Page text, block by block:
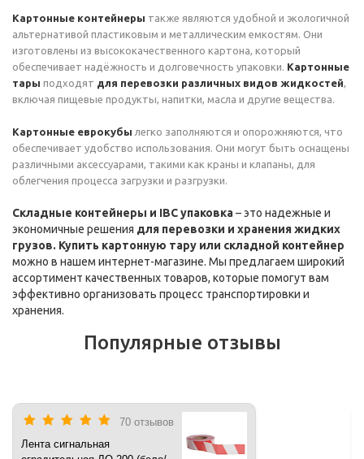
Картонные контейнеры также являются удобной и экологичной
альтернативой пластиковым и металлическим емкостям. Они
изготовлены из высококачественного картона, который
обеспечивает надёжность и долговечность упаковки. Картонные
тары подходят для перевозки различных видов жидкостей
включая пищевые продукты, напитки, масла и другие вещества.
Картонные еврокубы легко заполняются и опорожняются, что
обеспечивает удобство использования. Они могут быть оснащены
различными аксессуарами, такими как краны и клапаны, для
облегчения процесса загрузки и разгрузки.
Складные контейнеры и IBC упаковка– это надежные и
экономичные решения для перевозки и хранения жидких
грузов. Купить картонную тару или складной контейнер
можно в нашем интернет-магазине. Мы предлагаем широкий
ассортимент качественных товаров, которые помогут вам
эффективно организовать процесс транспортировки и
хранения.
Популярные отзывы
70 отзывов
Лента сигнальная